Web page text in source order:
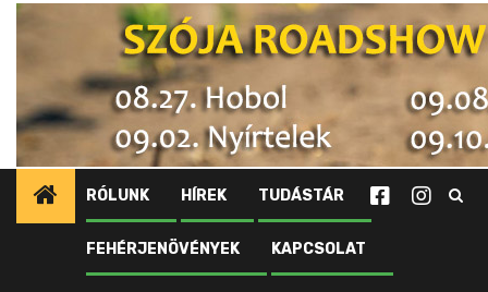
RÓLUNK HÍREK TUDÁSTÁR
FEHÉRJENÖVÉNYEK KAPCSOLAT
Kezdőlap
Újdonságok tagjainknak